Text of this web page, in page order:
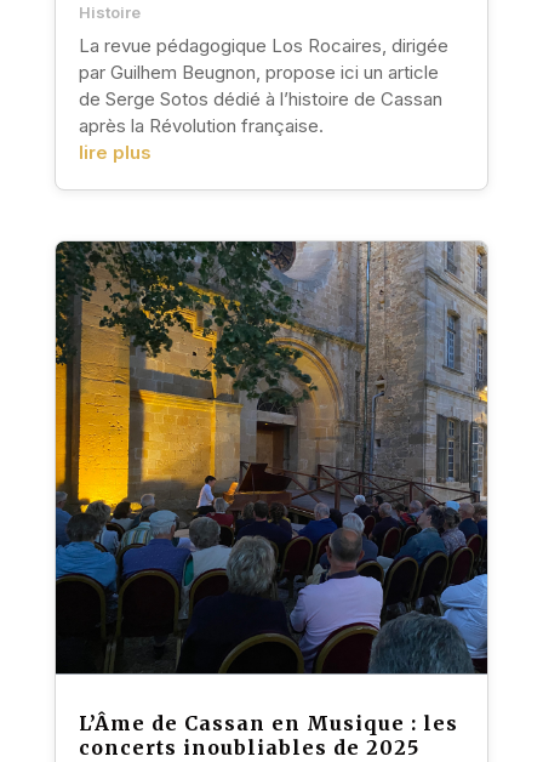
Histoire
La revue pédagogique Los Rocaires, dirigée
par Guilhem Beugnon, propose ici un article
de Serge Sotos dédié à l’histoire de Cassan
après la Révolution française.
lire plus
L’Âme de Cassan en Musique : les
concerts inoubliables de 2025